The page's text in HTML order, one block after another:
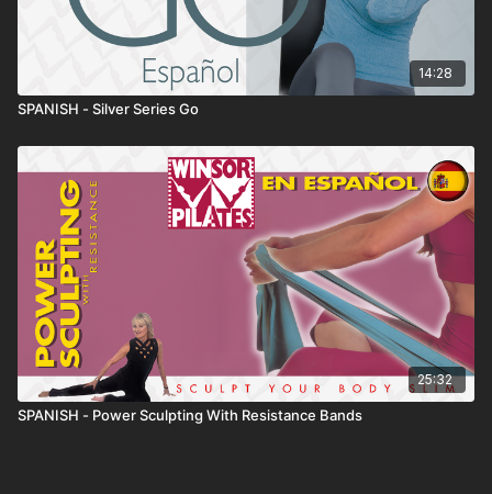
14:28
SPANISH - Silver Series Go
25:32
SPANISH - Power Sculpting With Resistance Bands